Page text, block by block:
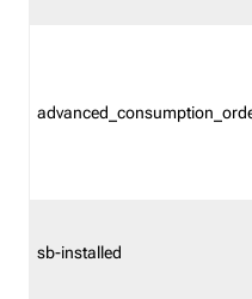
sb-installed